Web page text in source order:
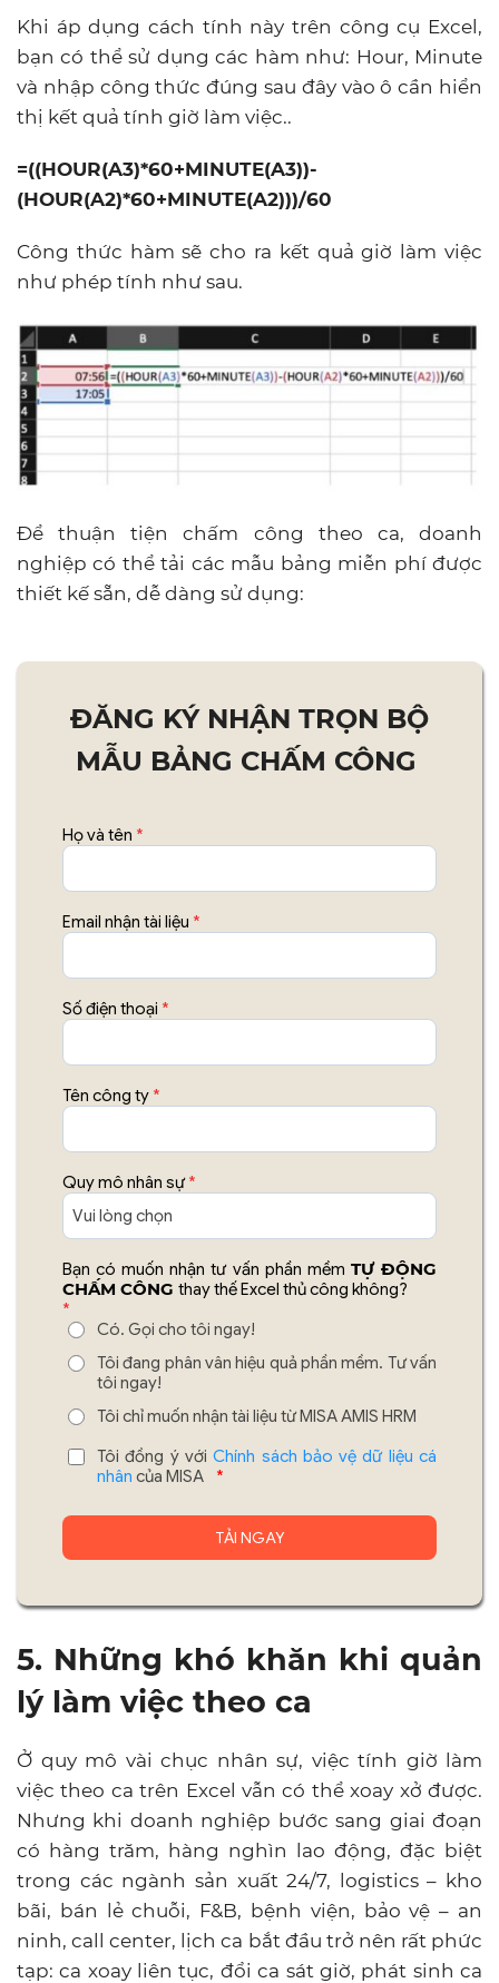
Khi áp dụng cách tính này trên công cụ Excel,
bạn có thể sử dụng các hàm như: Hour, Minute
và nhập công thức đúng sau đây vào ô cần hiển
thị kết quả tính giờ làm việc..
=((HOUR(A3)*60+MINUTE(A3))-
(HOUR(A2)*60+MINUTE(A2)))/60
Công thức hàm sẽ cho ra kết quả giờ làm việc
như phép tính như sau.
Để thuận tiện chấm công theo ca, doanh
nghiệp có thể tải các mẫu bảng miễn phí được
thiết kế sẵn, dễ dàng sử dụng:
ĐĂNG KÝ NHẬN TRỌN BỘ
MẪU BẢNG CHẤM CÔNG
Họ và tên *
Email nhận tài liệu *
Số điện thoại *
Tên công ty *
Quy mô nhân sự *
Bạn có muốn nhận tư vấn phần mềm TỰ ĐỘNG
CHẤM CÔNG thay thế Excel thủ công không?
*
Có. Gọi cho tôi ngay!
Tôi đang phân vân hiệu quả phần mềm. Tư vấn
tôi ngay!
Tôi chỉ muốn nhận tài liệu từ MISA AMIS HRM
Tôi đồng ý vớiChính sách bảo vệ dữ liệu cá
nhân của MISA *
5. Những khó khăn khi quản
lý làm việc theo ca
Ở quy mô vài chục nhân sự, việc tính giờ làm
việc theo ca trên Excel vẫn có thể xoay xở được.
Nhưng khi doanh nghiệp bước sang giai đoạn
có hàng trăm, hàng nghìn lao động, đặc biệt
trong các ngành sản xuất 24/7, logistics – kho
bãi, bán lẻ chuỗi, F&B, bệnh viện, bảo vệ – an
ninh, call center, lịch ca bắt đầu trở nên rất phức
tạp: ca xoay liên tục, đổi ca sát giờ, phát sinh ca